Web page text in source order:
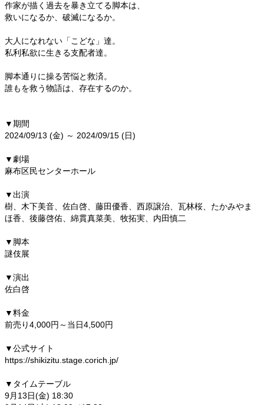
作家が描く過去を暴き立てる脚本は、
救いになるか、破滅になるか。
大人になれない「こどな」達。
私利私欲に生きる支配者達。
脚本通りに操る苦悩と救済。
誰もを救う物語は、存在するのか。
▼期間
2024/09/13 (金) ～ 2024/09/15 (日)
▼劇場
麻布区民センターホール
▼出演
樹、木下美音、佐白啓、藤田優香、西原譲治、瓦林桜、たかみやま
ほ香、後藤啓佑、綿貫真菜美、牧拓実、内田慎二
▼脚本
謎伎展
▼演出
佐白啓
▼料金
前売り4,000円～当日4,500円
▼公式サイト
https://shikizitu.stage.corich.jp/
▼タイムテーブル
9月13日(金) 18:30